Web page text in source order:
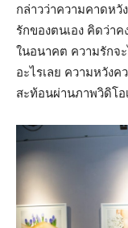
กล่าวว่าความคาดหวั
รักของตนเอง คิดว่า
ในอนาคต ความรักจ
อะไรเลย ความหวังค
สะท้อนผ่านภาพวิดิโ